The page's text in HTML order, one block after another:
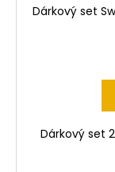
Dárkový set
Dárkový set